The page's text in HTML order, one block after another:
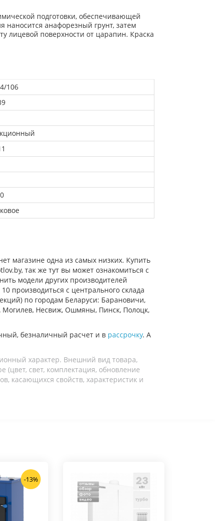
подготовки, обеспечивающей
наносится анафорезный грунт, затем
лицевой поверхности от царапин. Краска
106
магазине одна из самых низких. Купить
так же тут вы может ознакомиться с
модели других производителей
производиться с центрального склада
по городам Беларуси: Барановичи,
Могилев, Несвиж, Ошмяны, Пинск, Полоцк,
безналичный расчет и в рассрочку. А
характер. Внешний вид товара,
свет, комплектация, обновление
касающихся свойств, характеристик и
-13%